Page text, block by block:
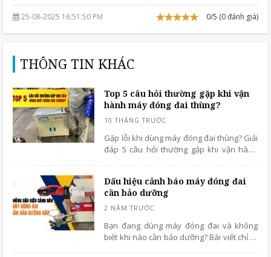
25-08-2025 16:51:50 PM 0/5 (0 đánh giá)
THÔNG TIN KHÁC
Top 5 câu hỏi thường gặp khi vận
hành máy đóng đai thùng?
Gặp lỗi khi dùng máy đóng đai thùng? Giải
đáp 5 câu hỏi thường gặp khi vận hành
Dấu hiệu cảnh báo máy đóng đai
cần bảo dưỡng
Bạn đang dùng máy đóng đai và không
biết khi nào cần bảo dưỡng? Bài viết chỉ ra